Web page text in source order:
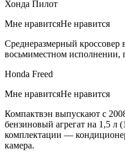
Хонда Пилот
Мне нравитсяНе нравится
Среднеразмерный кроссовер
восьмиместном исполнении,
Honda Freed
Мне нравитсяНе нравится
Компактвэн выпускают с
бензиновый агрегат на 1,5 л
комплектации —
камера.